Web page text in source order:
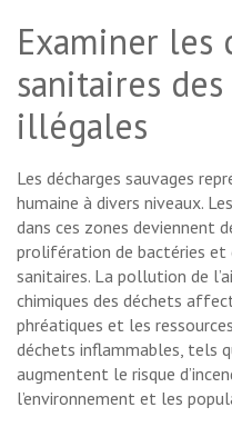
Examiner les
sanitaires
illégales
Les décharges sauvages
humaine à divers niveaux.
dans ces zones deviennent
prolifération de bactéries et
sanitaires. La pollution de
chimiques des déchets
phréatiques et les
déchets inflammables, tels
augmentent le risque
l’environnement et les